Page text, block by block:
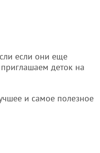
если они еще
деток на
и самое полезное